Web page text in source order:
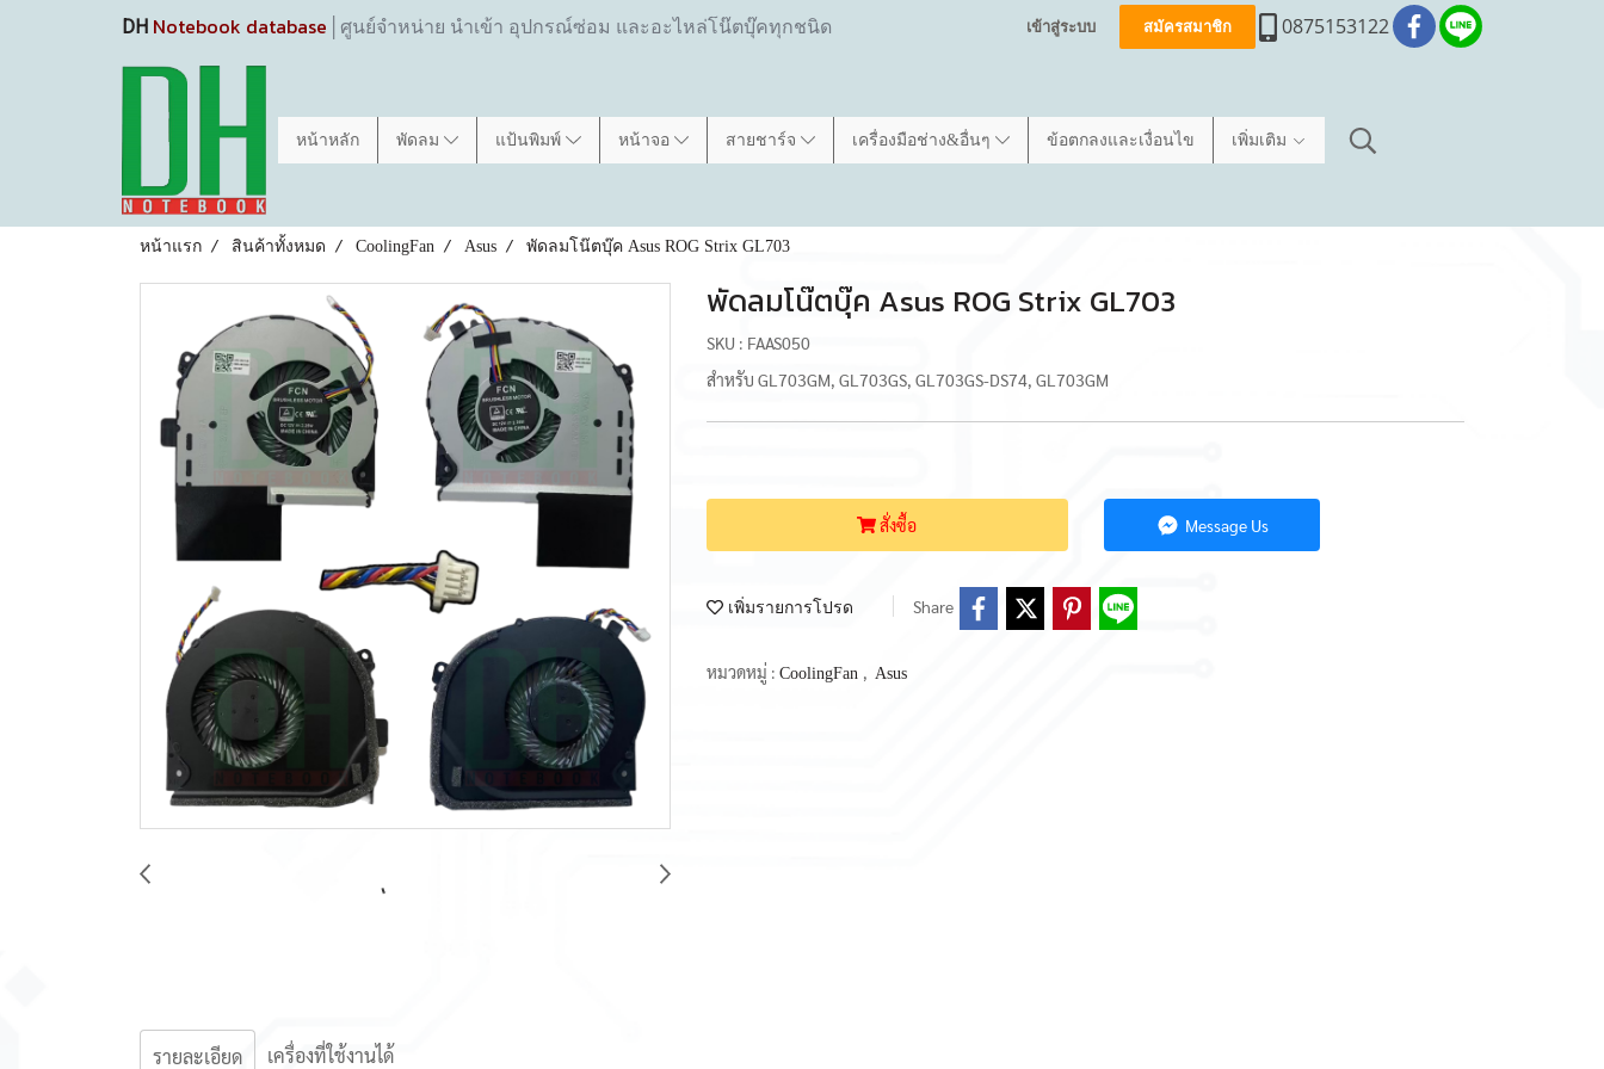
DH Notebook database │ศูนย์จำหน่าย นำเข้า อุปกรณ์ซ่อม และอะไหล่โน๊ตบุ๊คทุกชนิด เข้าสู่ระบบ สมัครสมาชิก 0875153122
หน้าหลัก พัดลม แป้นพิมพ์ หน้าจอ สายชาร์จ เครื่องมือช่าง&อื่นๆ ข้อตกลงและเงื่อนไข เพิ่มเติม
หน้าแรก สินค้าทั้งหมด CoolingFan Asus พัดลมโน๊ตบุ๊ค Asus ROG Strix GL703
พัดลมโน๊ตบุ๊ค Asus ROG Strix GL703
SKU : FAAS050
สำหรับ GL703GM, GL703GS, GL703GS-DS74, GL703GM
สั่งซื้อ Message Us
เพิ่มรายการโปรด Share
หมวดหมู่ : CoolingFan Asus
รายละเอียด เครื่องที่ใช้งานได้